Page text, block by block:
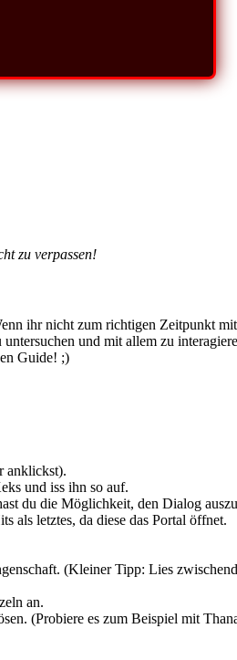
zu verpassen!
ihr nicht zum richtigen Zeitpunkt
und mit allem zu
Guide! ;)
anklickst).
und iss ihn so auf.
du die Möglichkeit, den Dialog
als letztes, da diese das Portal öffnet.
(Kleiner Tipp: Lies
an.
(Probiere es zum Beispiel mit